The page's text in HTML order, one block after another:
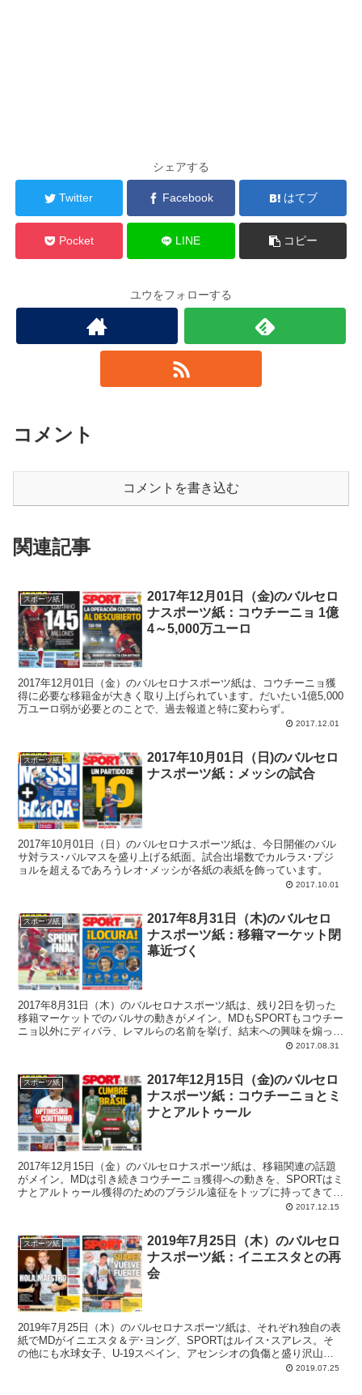
シェアする
Twitter Facebook はてブ
Pocket LINE コピー
ユウをフォローする
コメント
コメントを書き込む
関連記事
スポーツ紙
2017年12月01日（金)のバルセロ
ナスポーツ紙：コウチーニョ 1億
4～5,000万ユーロ
2017年12月01日（金）のバルセロナスポーツ紙は、コウチーニョ獲
得に必要な移籍金が大きく取り上げられています。だいたい1億5,000
万ユーロ弱が必要とのことで、過去報道と特に変わらず。
2017.12.01
スポーツ紙
2017年10月01日（日)のバルセロ
ナスポーツ紙：メッシの試合
2017年10月01日（日）のバルセロナスポーツ紙は、今日開催のバル
サ対ラス･パルマスを盛り上げる紙面。試合出場数でカルラス･プジ
ョルを超えるであろうレオ･メッシが各紙の表紙を飾っています。
2017.10.01
スポーツ紙
2017年8月31日（木)のバルセロ
ナスポーツ紙：移籍マーケット閉
幕近づく
2017年8月31日（木）のバルセロナスポーツ紙は、残り2日を切った
移籍マーケットでのバルサの動きがメイン。MDもSPORTもコウチー
ニョ以外にディバラ、レマルらの名前を挙げ、結末への興味を煽って
2017.08.31
スポーツ紙
2017年12月15日（金)のバルセロ
ナスポーツ紙：コウチーニョとミ
ナとアルトゥール
2017年12月15日（金）のバルセロナスポーツ紙は、移籍関連の話題
がメイン。MDは引き続きコウチーニョ獲得への動きを、SPORTはミ
ナとアルトゥール獲得のためのブラジル遠征をトップに持ってきてい
2017.12.15
スポーツ紙
2019年7月25日（木）のバルセロ
ナスポーツ紙：イニエスタとの再
会
2019年7月25日（木）のバルセロナスポーツ紙は、それぞれ独自の表
紙でMDがイニエスタ＆デ･ヨング、SPORTはルイス･スアレス。そ
の他にも水球女子、U-19スペイン、アセンシオの負傷と盛り沢山で
2019.07.25